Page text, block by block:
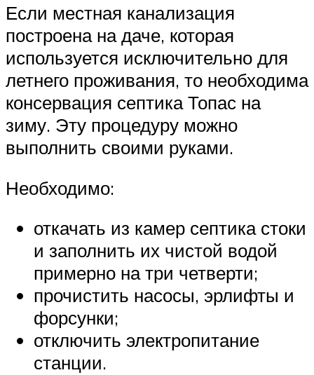
Если местная канализация
построена на даче, которая
используется исключительно для
летнего проживания, то необходима
консервация септика Топас на
зиму. Эту процедуру можно
выполнить своими руками.
Необходимо:
откачать из камер септика стоки
и заполнить их чистой водой
примерно на три четверти;
прочистить насосы, эрлифты и
форсунки;
отключить электропитание
станции.